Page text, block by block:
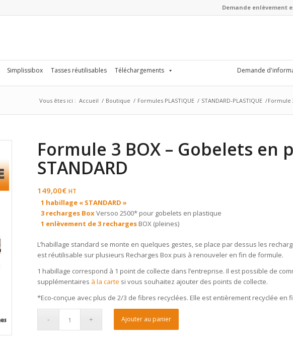
Demande enlèvement
Simplissibox Tasses réutilisables Téléchargements Demande
Vous êtes ici : Accueil / Boutique / Formules PLASTIQUE / STANDARD-PLASTIQUE /Formule
Formule 3 BOX – Gobelets en
STANDARD
149,00€ HT
1 habillage « STANDARD »
3 recharges BoxVersoo 2500* pour gobelets en plastique
1 enlèvement de 3 rechargesBOX (pleines)
L’habillage standard se monte en quelques gestes, se place par dessus les
est réutilisable sur plusieurs Recharges Box puis à renouveler en fin de formule.
1 habillage correspond à 1 point de collecte dans l’entreprise. Il est possible de
supplémentaires à la carte si vous souhaitez ajouter des points de collecte.
*Eco-conçue avec plus de 2/3 de fibres recyclées. Elle est entièrement recyclée en
Ajouter au panier